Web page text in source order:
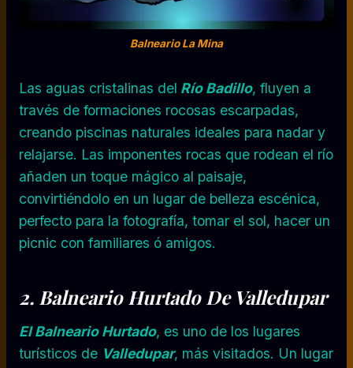
Balneario La Mina
Las aguas cristalinas del Río Badillo, fluyen a
través de formaciones rocosas escarpadas,
creando piscinas naturales ideales para nadar y
relajarse. Las imponentes rocas que rodean el río
añaden un toque mágico al paisaje,
convirtiéndolo en un lugar de belleza escénica,
perfecto para la fotografía, tomar el sol, hacer un
picnic con familiares ó amigos.
2. Balneario Hurtado De Valledupar
El Balneario Hurtado, es uno de los lugares
turísticos de Valledupar, más visitados. Un lugar